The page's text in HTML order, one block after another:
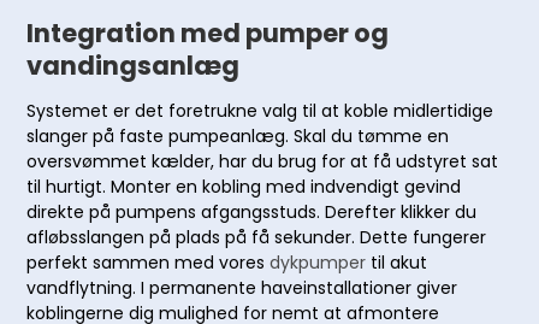
Integration med pumper og
vandingsanlæg
Systemet er det foretrukne valg til at koble midlertidige
slanger på faste pumpeanlæg. Skal du tømme en
oversvømmet kælder, har du brug for at få udstyret sat
til hurtigt. Monter en kobling med indvendigt gevind
direkte på pumpens afgangsstuds. Derefter klikker du
afløbsslangen på plads på få sekunder. Dette fungerer
perfekt sammen med voresdykpumper til akut
vandflytning. I permanente haveinstallationer giver
koblingerne dig mulighed for nemt at afmontere